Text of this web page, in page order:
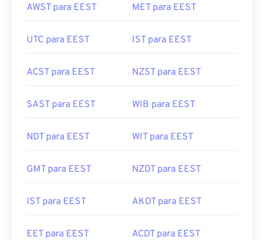
AWST para EEST MET para EEST
UTC para EEST IST para EEST
ACST para EEST NZST para EEST
SAST para EEST WIB para EEST
NDT para EEST WIT para EEST
GMT para EEST NZDT para EEST
IST para EEST AKDT para EEST
EET para EEST ACDT para EEST